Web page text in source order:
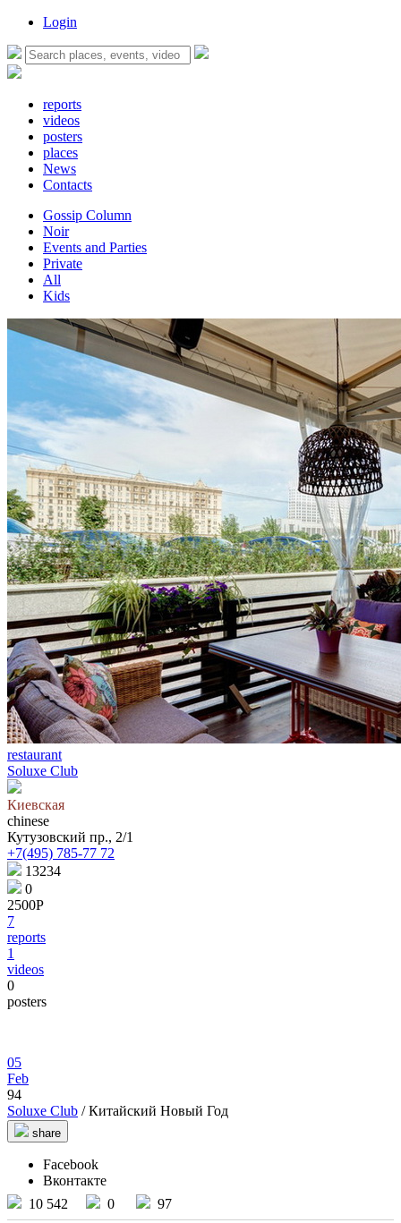
Login
reports
videos
posters
places
News
Contacts
Gossip Column
Noir
Events and Parties
Private
All
Kids
restaurant
Soluxe Club
Киевская
chinese
Кутузовский пр., 2/1
+7(495) 785-77 72
13234
0
2500Р
7
reports
1
videos
0
posters
05
Feb
94
Soluxe Club / Китайский Новый Год
share
Facebook
Вконтакте
10 542
0 97